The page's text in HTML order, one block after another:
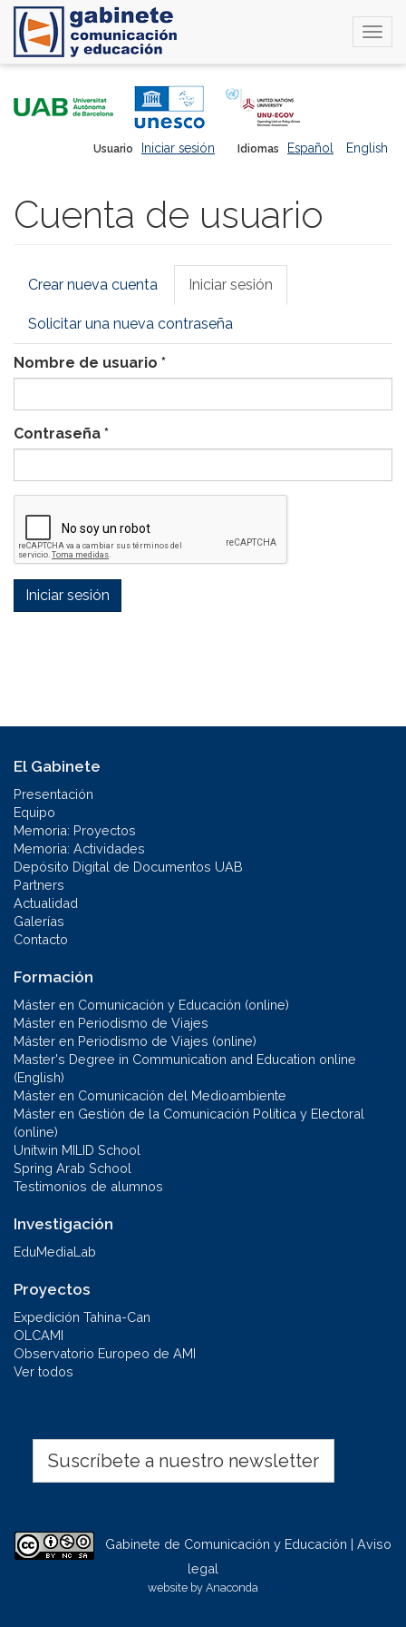
Idiomas Español English
Usuario Iniciar sesión
Cuenta de usuario
Solapas
Crear nueva cuenta Iniciar sesión
activa)
Solicitar una nueva contraseña
Nombre de usuario *
Contraseña *
Iniciar sesión
El Gabinete
Presentación
Equipo
Memoria: Proyectos
Memoria: Actividades
Depósito Digital de Documentos UAB
Partners
Actualidad
Galerías
Contacto
Formación
Máster en Comunicación y Educación (online)
Máster en Periodismo de Viajes
Máster en Periodismo de Viajes (online)
Master's Degree in Communication and Education online
(English)
Máster en Comunicación del Medioambiente
Máster en Gestión de la Comunicación Política y Electoral
(online)
Unitwin MILID School
Spring Arab School
Testimonios de alumnos
Investigación
EduMediaLab
Proyectos
Expedición Tahina-Can
OLCAMI
Observatorio Europeo de AMI
Ver todos
Suscríbete a nuestro newsletter
Gabinete de Comunicación y Educación | Aviso
legal
website by Anaconda